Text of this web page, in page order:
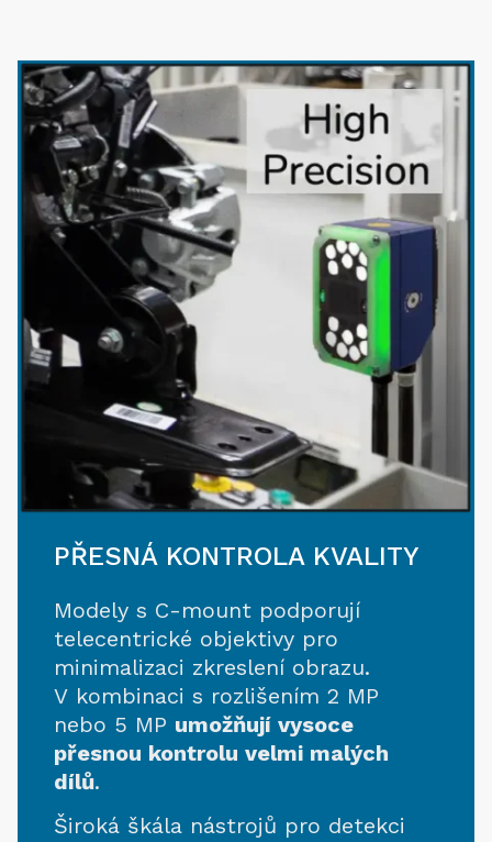
PŘESNÁ KONTROLA KVALITY
Modely s C-mount podporují
telecentrické objektivy pro
minimalizaci zkreslení obrazu.
V kombinaci s rozlišením 2 MP
nebo 5 MP umožňují vysoce
přesnou kontrolu velmi malých
dílů.
Široká škála nástrojů pro detekci